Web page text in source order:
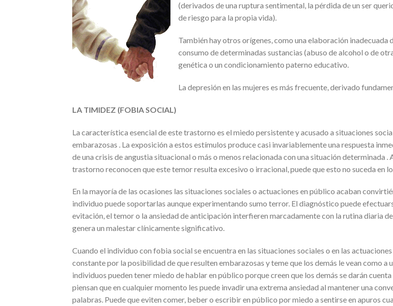
(derivados de una ruptura sentimental, la pérdida de un ser
de riesgo para la propia vida).
También hay otros orígenes, como una elaboración inadecuada
consumo de determinadas sustancias (abuso de alcohol o de
genética o un condicionamiento paterno educativo.
La depresión en las mujeres es más frecuente, derivado
LA TIMIDEZ (FOBIA SOCIAL)
La característica esencial de este trastorno es el miedo persistente y acusado a situaciones
embarazosas . La exposición a estos estímulos produce casi invariablemente una respuesta
de una crisis de angustia situacional o más o menos relacionada con una situación determinada .
trastorno reconocen que este temor resulta excesivo o irracional, puede que esto no suceda en
En la mayoría de las ocasiones las situaciones sociales o actuaciones en público acaban
individuo puede soportarlas aunque experimentando sumo terror. El diagnóstico puede
evitación, el temor o la ansiedad de anticipación interfieren marcadamente con la rutina diaria
genera un malestar clínicamente significativo.
Cuando el individuo con fobia social se encuentra en las situaciones sociales o en las
constante por la posibilidad de que resulten embarazosas y teme que los demás le vean como a
individuos pueden tener miedo de hablar en público porque creen que los demás se darán
piensan que en cualquier momento les puede invadir una extrema ansiedad al mantener una
palabras. Puede que eviten comer, beber o escribir en público por miedo a sentirse en apuros